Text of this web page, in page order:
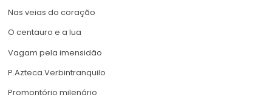
Nas veias do coração
O centauro e a lua
Vagam pela imensidão
P.Azteca.Verbintranquilo
Promontório milenário